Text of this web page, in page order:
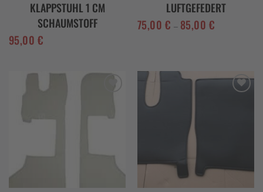
LAPPSTUHL 1 CM S
CHAUMSTOFF
95,00€
UFTGEFEDERT
75,00€ – 85,00 €